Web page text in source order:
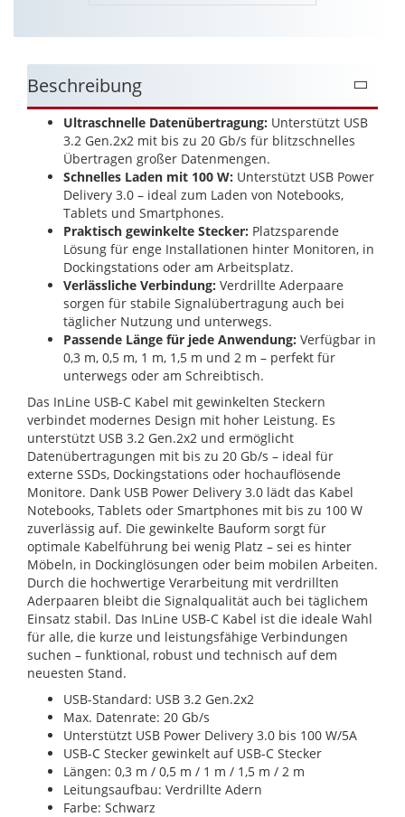
Beschreibung
Ultraschnelle Datenübertragung: Unterstützt USB
3.2 Gen.2x2 mit bis zu 20 Gb/s für blitzschnelles
Übertragen großer Datenmengen.
Schnelles Laden mit 100 W: Unterstützt USB Power
Delivery 3.0 – ideal zum Laden von Notebooks,
Tablets und Smartphones.
Praktisch gewinkelte Stecker: Platzsparende
Lösung für enge Installationen hinter Monitoren, in
Dockingstations oder am Arbeitsplatz.
Verlässliche Verbindung: Verdrillte Aderpaare
sorgen für stabile Signalübertragung auch bei
täglicher Nutzung und unterwegs.
Passende Länge für jede Anwendung: Verfügbar in
0,3 m, 0,5 m, 1 m, 1,5 m und 2 m – perfekt für
unterwegs oder am Schreibtisch.
Das InLine USB-C Kabel mit gewinkelten Steckern
verbindet modernes Design mit hoher Leistung. Es
unterstützt USB 3.2 Gen.2x2 und ermöglicht
Datenübertragungen mit bis zu 20 Gb/s – ideal für
externe SSDs, Dockingstations oder hochauflösende
Monitore. Dank USB Power Delivery 3.0 lädt das Kabel
Notebooks, Tablets oder Smartphones mit bis zu 100 W
zuverlässig auf. Die gewinkelte Bauform sorgt für
optimale Kabelführung bei wenig Platz – sei es hinter
Möbeln, in Dockinglösungen oder beim mobilen Arbeiten.
Durch die hochwertige Verarbeitung mit verdrillten
Aderpaaren bleibt die Signalqualität auch bei täglichem
Einsatz stabil. Das InLine USB-C Kabel ist die ideale Wahl
für alle, die kurze und leistungsfähige Verbindungen
suchen – funktional, robust und technisch auf dem
neuesten Stand.
USB-Standard: USB 3.2 Gen.2x2
Max. Datenrate: 20 Gb/s
Unterstützt USB Power Delivery 3.0 bis 100 W/5A
USB-C Stecker gewinkelt auf USB-C Stecker
Längen: 0,3 m / 0,5 m / 1 m / 1,5 m / 2 m
Leitungsaufbau: Verdrillte Adern
Farbe: Schwarz